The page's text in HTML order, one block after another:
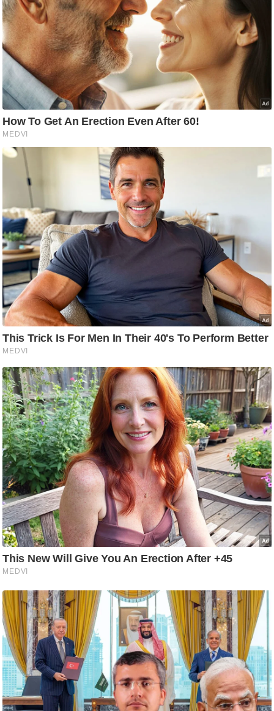
/
श
न
घ
रे
लू
नु
प
न
स्थ
ल
फि
ट
ने
स
मं
त्रा
रि
ले
श
न
शि
प
रा
ज
नी
ति
वि
श्ले
ष
ण
स
म
सा
म
यि
क
मा
तृ